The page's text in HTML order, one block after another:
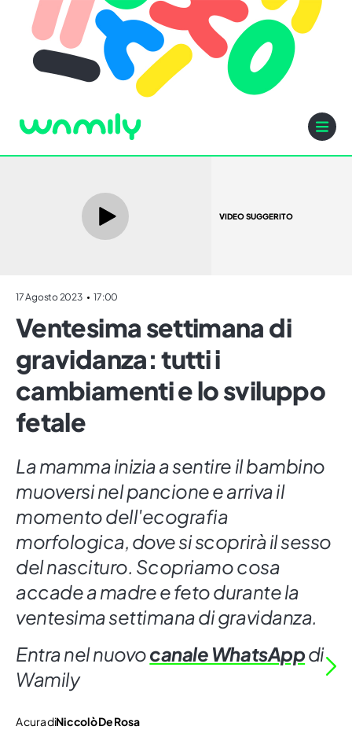
VIDEO SUGGERITO
17 Agosto 2023 17:00
Ventesima settimana di
gravidanza: tutti i
cambiamenti e lo sviluppo
fetale
La mamma inizia a sentire il bambino
muoversi nel pancione e arriva il
momento dell'ecografia
morfologica, dove si scoprirà il sesso
del nascituro. Scopriamo cosa
accade a madre e feto durante la
ventesima settimana di gravidanza.
Entra nel nuovocanale WhatsAppdi
Wamily
A cura diNiccolò De Rosa